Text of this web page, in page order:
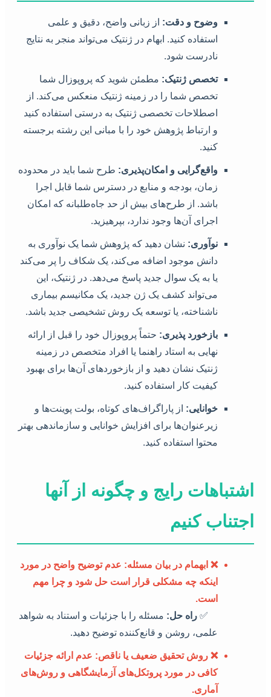
وضوح و دقت: از زبانی واضح، دقیق و علمی
استفاده کنید. ابهام در ژنتیک می‌تواند منجر به نتایج
نادرست شود.
تخصص ژنتیک: مطمئن شوید که پروپوزال شما
تخصص شما را در زمینه ژنتیک منعکس می‌کند. از
اصطلاحات تخصصی ژنتیک به درستی استفاده کنید
و ارتباط پژوهش خود را با مبانی این رشته برجسته
کنید.
واقع‌گرایی و امکان‌پذیری: طرح شما باید در محدوده
زمان، بودجه و منابع در دسترس شما قابل اجرا
باشد. از طرح‌های بیش از حد جاه‌طلبانه که امکان
اجرای آن‌ها وجود ندارد، بپرهیزید.
نوآوری: نشان دهید که پژوهش شما یک نوآوری به
دانش موجود اضافه می‌کند، یک شکاف را پر می‌کند
یا به یک سوال جدید پاسخ می‌دهد. در ژنتیک، این
می‌تواند کشف یک ژن جدید، یک مکانیسم بیماری
ناشناخته، یا توسعه یک روش تشخیصی جدید باشد.
بازخورد پذیری: حتماً پروپوزال خود را قبل از ارائه
نهایی به استاد راهنما یا افراد متخصص در زمینه
ژنتیک نشان دهید و از بازخوردهای آن‌ها برای بهبود
کیفیت کار استفاده کنید.
خوانایی: از پاراگراف‌های کوتاه، بولت پوینت‌ها و
زیرعنوان‌ها برای افزایش خوانایی و سازماندهی بهتر
محتوا استفاده کنید.
اشتباهات رایج و چگونه از آنها
اجتناب کنیم
❌ ابهمام در بیان مسئله: عدم توضیح واضح در مورد
اینکه چه مشکلی قرار است حل شود و چرا مهم
است.
✅ راه حل: مسئله را با جزئیات و استناد به شواهد
علمی، روشن و قانع‌کننده توضیح دهید.
❌ روش تحقیق ضعیف یا ناقص: عدم ارائه جزئیات
کافی در مورد پروتکل‌های آزمایشگاهی و روش‌های
آماری.